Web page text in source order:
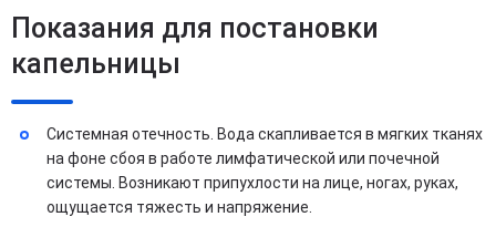
Показания для постановки
капельницы
Системная отечность. Вода скапливается в мягких тканях
на фоне сбоя в работе лимфатической или почечной
системы. Возникают припухлости на лице, ногах, руках,
ощущается тяжесть и напряжение.